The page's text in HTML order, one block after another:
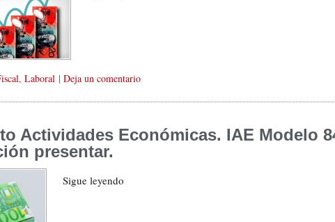
, Laboral | Deja un comentario
Actividades Económicas. IAE Modelo
presentar.
Sigue leyendo